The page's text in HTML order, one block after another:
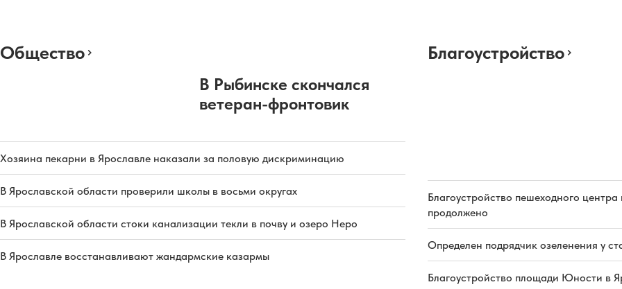
Общество
В Рыбинске скончался
ветеран-фронтовик
Хозяина пекарни в Ярославле наказали за половую дискриминацию
В Ярославской области проверили школы в восьми округах
В Ярославской области стоки канализации текли в почву и озеро Неро
В Ярославле восстанавливают жандармские казармы
Благоустройство
Благоустройство пешеходного
продолжено
Определен подрядчик озеленения у
Благоустройство площади Юности в